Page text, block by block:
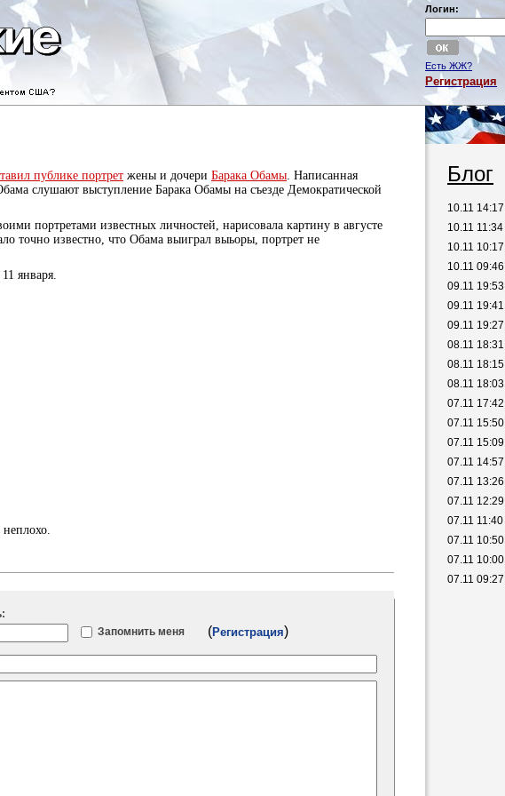
Логин:
Есть ЖЖ?
Регистрация
публике портрет жены и дочери Барака Обамы. Написанная
слушают выступление Барака Обамы на съезде Демократической
портретами известных личностей, нарисовала картину в августе
точно известно, что Обама выиграл выьоры, портрет не
января.
Запомнить меня
(Регистрация)
Блог
10.11 14:17
10.11 11:34
10.11 10:17
10.11 09:46
09.11 19:53
09.11 19:41
09.11 19:27
08.11 18:31
08.11 18:15
08.11 18:03
07.11 17:42
07.11 15:50
07.11 15:09
07.11 14:57
07.11 13:26
07.11 12:29
07.11 11:40
07.11 10:50
07.11 10:00
07.11 09:27